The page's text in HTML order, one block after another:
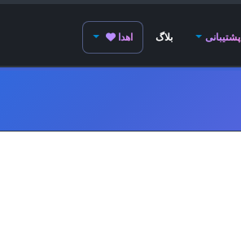
پشتیبانی بلاگ اهدا